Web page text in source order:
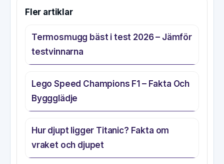
Fler artiklar
Termosmugg bäst i test 2026 – Jämför
testvinnarna
Lego Speed Champions F1 – Fakta Och
Byggglädje
Hur djupt ligger Titanic? Fakta om
vraket och djupet